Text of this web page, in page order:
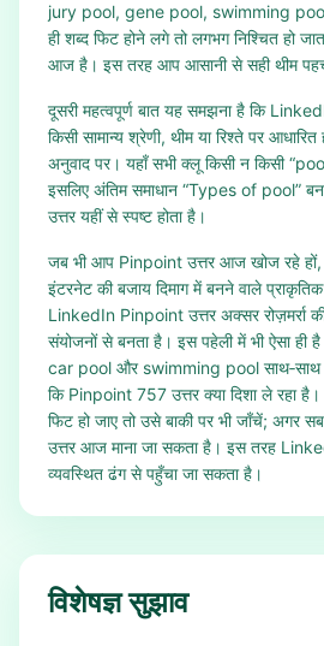
jury pool, gene pool, swimming
ही शब्द फिट होने लगे तो लगभग निश्चित हो
आज है। इस तरह आप आसानी से सही थीम
दूसरी महत्वपूर्ण बात यह समझना है कि
किसी सामान्य श्रेणी, थीम या रिश्ते पर
अनुवाद पर। यहाँ सभी क्लू किसी न किसी
इसलिए अंतिम समाधान “Types of pool”
उत्तर यहीं से स्पष्ट होता है।
जब भी आप Pinpoint उत्तर आज खोज रहे हों,
इंटरनेट की बजाय दिमाग में बनने वाले
LinkedIn Pinpoint उत्तर अक्सर रोज़मर्रा
संयोजनों से बनता है। इस पहेली में भी ऐसा ही
car pool और swimming pool
कि Pinpoint 757 उत्तर क्या दिशा ले रहा है।
फिट हो जाए तो उसे बाकी पर भी जाँचें; अगर
उत्तर आज माना जा सकता है। इस तरह
व्यवस्थित ढंग से पहुँचा जा सकता है।
विशेषज्ञ सुझाव